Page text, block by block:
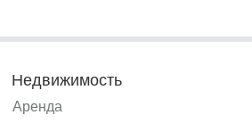
Недвижимость
Аренда